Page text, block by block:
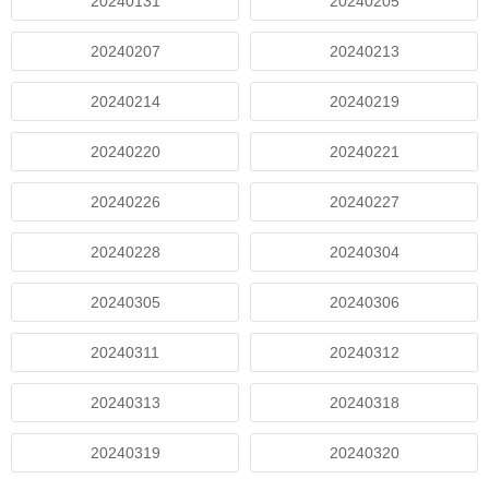
20240207 20240213
20240214 20240219
20240220 20240221
20240226 20240227
20240228 20240304
20240305 20240306
20240311 20240312
20240313 20240318
20240319 20240320